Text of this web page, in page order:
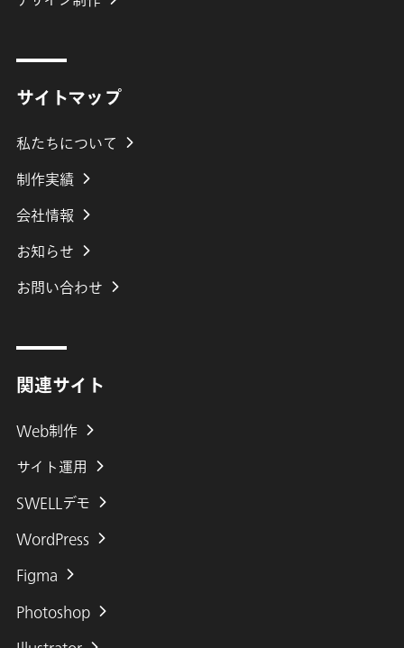
サイトマップ
私たちについて
制作実績
会社情報
お知らせ
お問い合わせ
関連サイト
Web制作
サイト運用
SWELLデモ
WordPress
Figma
Photoshop